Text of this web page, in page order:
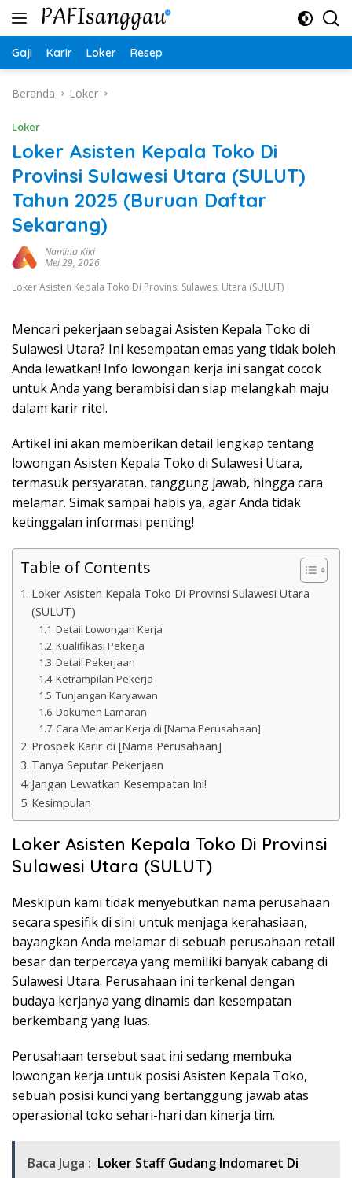
Langsung
Gaji Karir Loker Resep
Beranda Loker
Loker
Loker Asisten Kepala Toko Di
Provinsi Sulawesi Utara (SULUT)
Tahun 2025 (Buruan Daftar
Sekarang)
Namina Kiki
Mei 29, 2026
Loker Asisten Kepala Toko Di Provinsi Sulawesi Utara (SULUT)
Mencari pekerjaan sebagai Asisten Kepala Toko di
Sulawesi Utara? Ini kesempatan emas yang tidak boleh
Anda lewatkan! Info lowongan kerja ini sangat cocok
untuk Anda yang berambisi dan siap melangkah maju
dalam karir ritel.
Artikel ini akan memberikan detail lengkap tentang
lowongan Asisten Kepala Toko di Sulawesi Utara,
termasuk persyaratan, tanggung jawab, hingga cara
melamar. Simak sampai habis ya, agar Anda tidak
ketinggalan informasi penting!
Table of Contents
Loker Asisten Kepala Toko Di Provinsi Sulawesi Utara
(SULUT)
Detail Lowongan Kerja
Kualifikasi Pekerja
Detail Pekerjaan
Ketrampilan Pekerja
Tunjangan Karyawan
Dokumen Lamaran
Cara Melamar Kerja di [Nama Perusahaan]
Prospek Karir di [Nama Perusahaan]
Tanya Seputar Pekerjaan
Jangan Lewatkan Kesempatan Ini!
Kesimpulan
Loker Asisten Kepala Toko Di Provinsi
Sulawesi Utara (SULUT)
Meskipun kami tidak menyebutkan nama perusahaan
secara spesifik di sini untuk menjaga kerahasiaan,
bayangkan Anda melamar di sebuah perusahaan retail
besar dan terpercaya yang memiliki banyak cabang di
Sulawesi Utara. Perusahaan ini terkenal dengan
budaya kerjanya yang dinamis dan kesempatan
berkembang yang luas.
Perusahaan tersebut saat ini sedang membuka
lowongan kerja untuk posisi Asisten Kepala Toko,
sebuah posisi kunci yang bertanggung jawab atas
operasional toko sehari-hari dan kinerja tim.
Baca Juga : Loker Staff Gudang Indomaret Di